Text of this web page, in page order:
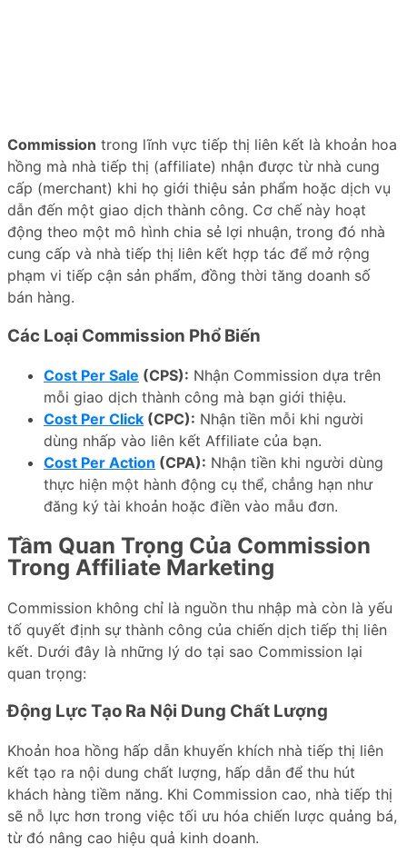
Commission trong lĩnh vực tiếp thị liên kết là khoản hoa
hồng mà nhà tiếp thị (affiliate) nhận được từ nhà cung
cấp (merchant) khi họ giới thiệu sản phẩm hoặc dịch vụ
dẫn đến một giao dịch thành công. Cơ chế này hoạt
động theo một mô hình chia sẻ lợi nhuận, trong đó nhà
cung cấp và nhà tiếp thị liên kết hợp tác để mở rộng
phạm vi tiếp cận sản phẩm, đồng thời tăng doanh số
bán hàng.
Các Loại Commission Phổ Biến
Cost Per Sale (CPS): Nhận Commission dựa trên
mỗi giao dịch thành công mà bạn giới thiệu.
Cost Per Click (CPC): Nhận tiền mỗi khi người
dùng nhấp vào liên kết Affiliate của bạn.
Cost Per Action (CPA): Nhận tiền khi người dùng
thực hiện một hành động cụ thể, chẳng hạn như
đăng ký tài khoản hoặc điền vào mẫu đơn.
Tầm Quan Trọng Của Commission
Trong Affiliate Marketing
Commission không chỉ là nguồn thu nhập mà còn là yếu
tố quyết định sự thành công của chiến dịch tiếp thị liên
kết. Dưới đây là những lý do tại sao Commission lại
quan trọng:
Động Lực Tạo Ra Nội Dung Chất Lượng
Khoản hoa hồng hấp dẫn khuyến khích nhà tiếp thị liên
kết tạo ra nội dung chất lượng, hấp dẫn để thu hút
khách hàng tiềm năng. Khi Commission cao, nhà tiếp thị
sẽ nỗ lực hơn trong việc tối ưu hóa chiến lược quảng bá,
từ đó nâng cao hiệu quả kinh doanh.